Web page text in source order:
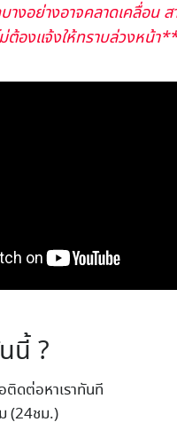
างอย่างอาจคลาดเคลื่อน ส
ต้องแจ้งให้ทราบล่วงหน้า**
นี้ ?
ติดต่อหาเราทันที
(24ชม.)